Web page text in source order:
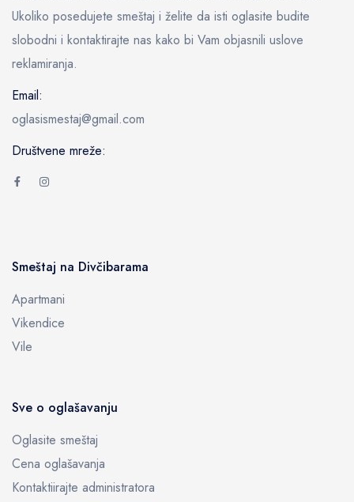
Ukoliko posedujete smeštaj i želite da isti oglasite budite
slobodni i kontaktirajte nas kako bi Vam objasnili uslove
reklamiranja.
Email:
oglasismestaj@gmail.com
Društvene mreže:
Smeštaj na Divčibarama
Apartmani
Vikendice
Vile
Sve o oglašavanju
Oglasite smeštaj
Cena oglašavanja
Kontaktiirajte administratora